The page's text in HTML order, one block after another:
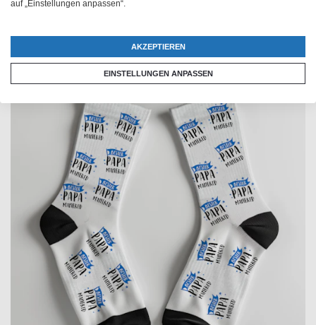
auf „Einstellungen anpassen“.
AKZEPTIEREN
EINSTELLUNGEN ANPASSEN